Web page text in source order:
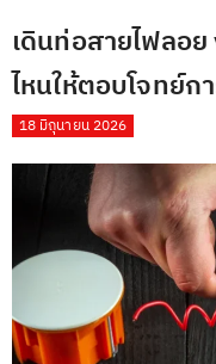
เดินท่อสายไฟลอ
ไหนให้ตอบโจทย์ก
18 มิถุนายน 2026